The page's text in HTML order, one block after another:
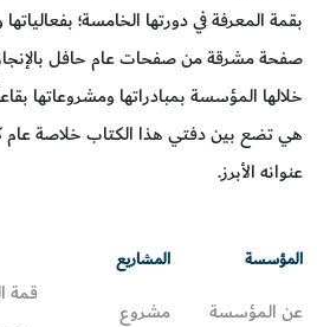
بقمة المعرفة في دورتها الخامسة؛
صفحة مشرقة من صفحات عام حافل
خلالها المؤسسة بمبادراتها ومشروعاتها
هي تضع بين دفتي هذا الكتاب خلاصة عام
عنوانه الأبرز.
المؤسسة
عن المؤسسة
المشاريع
مشروع
قمة